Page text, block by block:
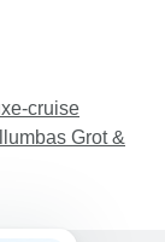
cruise
Grot &